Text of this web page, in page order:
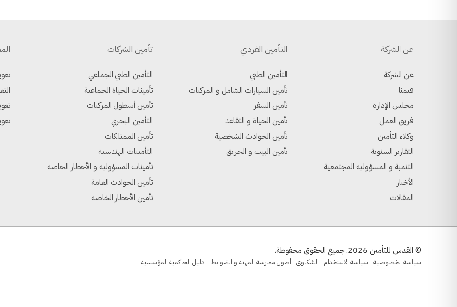
عن الشركة
عن الشركة
قيمنا
مجلس الإدارة
فريق العمل
وكلاء التأمين
التقارير السنوية
التنمية و المسؤولية المجتمعية
الأخبار
المقالات
التأمين الفردي
التأمين الطبي
تأمين السيارات الشامل و المركبات
تأمين السفر
تأمين الحياة و التقاعد
تأمين الحوادث الشخصية
تأمين البيت و الحريق
تأمين الشركات
التأمين الطبي الجماعي
تأمينات الحياة الجماعية
تأمين أسطول المركبات
التأمين البحري
تأمين الممتلكات
التأمينات الهندسية
تأمينات المسؤولية و الأخطار الخاصة
تأمين الحوادث العامة
تأمين الأخطار الخاصة
© القدس للتأمين 2026. جميع الحقوق محفوظة.
سياسة الخصوصية سياسة الاستخدام الشكاوى أصول ممارسة المهنة و الضوابط دليل الحاكمية المؤسسية